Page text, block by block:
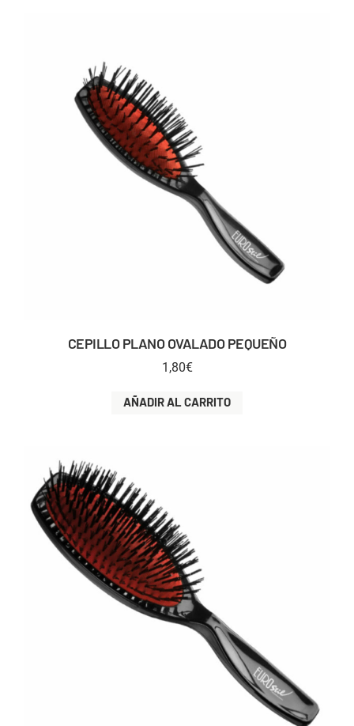
CEPILLO PLANO OVALADO PEQUEÑO
1,80€
AÑADIR AL CARRITO